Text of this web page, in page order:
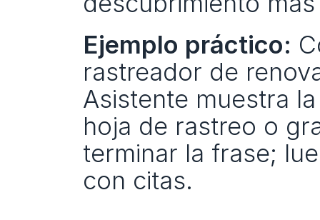
Ejemplo práctico:
rastreador de
Asistente muestra
hoja de rastreo o
terminar la frase;
con citas.